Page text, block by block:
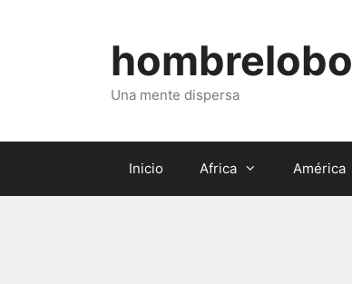
hombrelobo
Una mente dispersa
Inicio Africa América